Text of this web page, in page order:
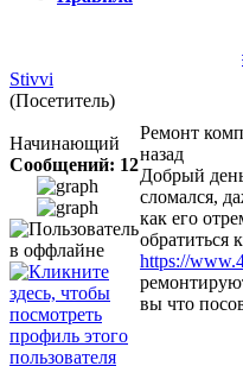
Stivvi
(Посетитель)
Начинающий
Сообщений: 12
Ремонт
назад
Добрый
сломался,
как его
обратиться
https://
вы что